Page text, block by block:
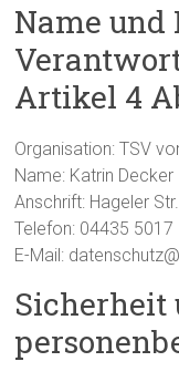
Name und
Artikel 4
Organisation: TSV
Name: Katrin Decker
Anschrift: Hageler
Telefon: 04435 5017
E-Mail:
Sicherheit